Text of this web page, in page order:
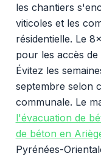
les chantiers
viticoles et les
résidentielle. Le
pour les accès
Évitez les
septembre selon
communale. Le
l'évacuation de
de béton en
Pyrénées-